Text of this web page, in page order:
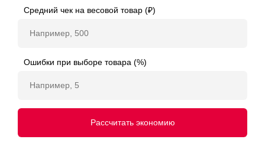
Средний чек на весовой товар (₽)
Ошибки при выборе товара (%)
Рассчитать экономию